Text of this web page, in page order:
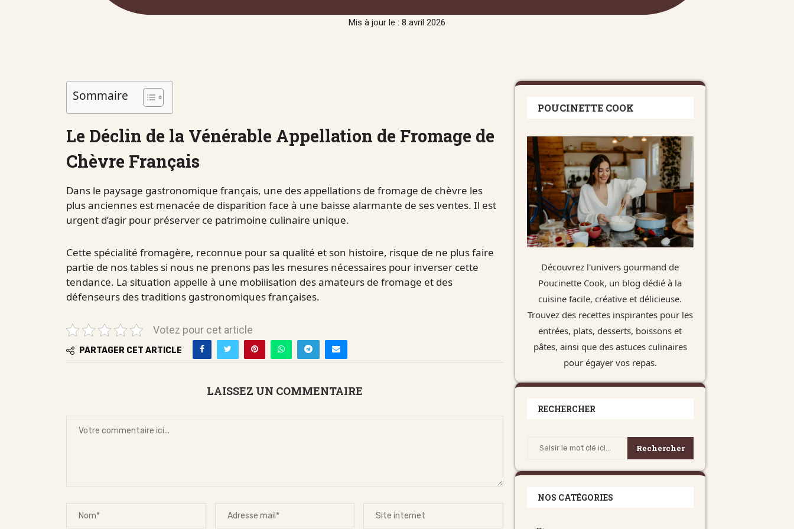
Mis à jour le : 8 avril 2026
Sommaire
Le Déclin de la Vénérable Appellation de Fromage de
Chèvre Français
Dans le paysage gastronomique français, une des appellations de fromage de chèvre les
plus anciennes est menacée de disparition face à une baisse alarmante de ses ventes. Il est
urgent d’agir pour préserver ce patrimoine culinaire unique.
Cette spécialité fromagère, reconnue pour sa qualité et son histoire, risque de ne plus faire
partie de nos tables si nous ne prenons pas les mesures nécessaires pour inverser cette
tendance. La situation appelle à une mobilisation des amateurs de fromage et des
défenseurs des traditions gastronomiques françaises.
Votez pour cet article
PARTAGER CET ARTICLE
LAISSEZ UN COMMENTAIRE
POUCINETTE COOK
Découvrez l'univers gourmand de
Poucinette Cook, un blog dédié à la
cuisine facile, créative et délicieuse.
Trouvez des recettes inspirantes pour les
entrées, plats, desserts, boissons et
pâtes, ainsi que des astuces culinaires
pour égayer vos repas.
RECHERCHER
Rechercher
NOS CATÉGORIES